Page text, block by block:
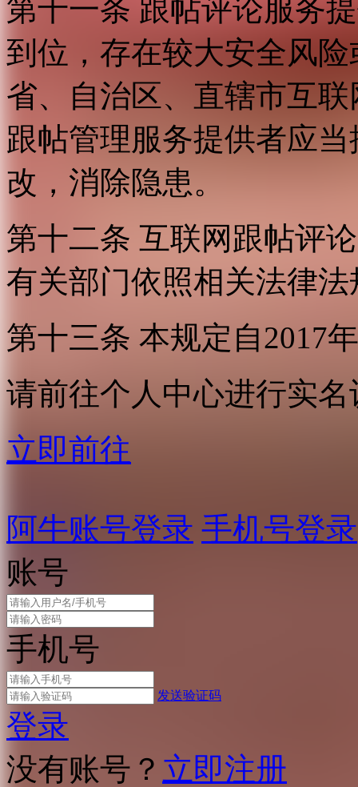
第十一条 跟帖评论服务
到位，存在较大安全风
省、自治区、直辖市互
跟帖管理服务提供者应
改，消除隐患。
第十二条 互联网跟帖评
有关部门依照相关法律
第十三条 本规定自2017
请前往个人中心进行实名
立即前往
阿牛账号登录 手机号登录
账号
手机号
发送验证码
登录
没有账号？ 立即注册